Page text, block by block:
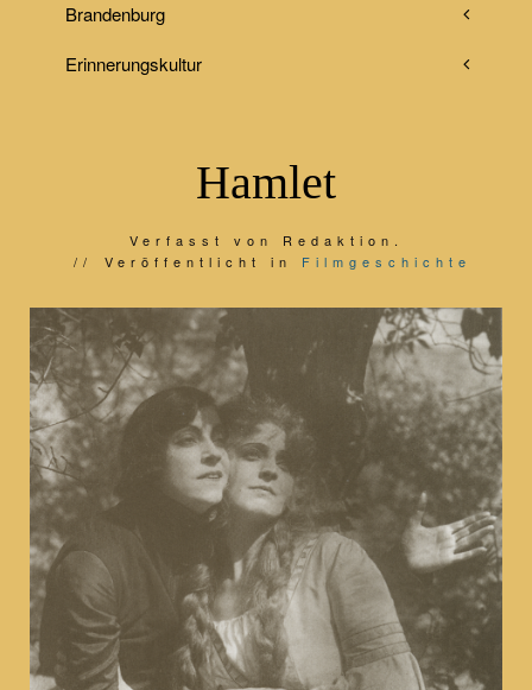
Brandenburg
Erinnerungskultur
Hamlet
Verfasst von Redaktion.
Veröffentlicht in Filmgeschichte